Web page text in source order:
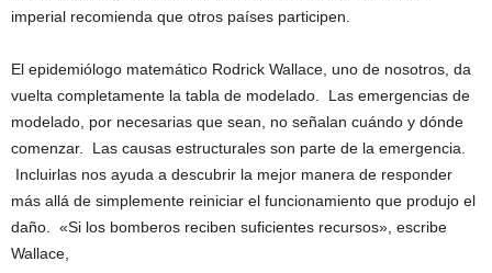
imperial recomienda que otros países participen.
El epidemiólogo matemático Rodrick Wallace, uno de nosotros, da
vuelta completamente la tabla de modelado. Las emergencias de
modelado, por necesarias que sean, no señalan cuándo y dónde
comenzar. Las causas estructurales son parte de la emergencia.
Incluirlas nos ayuda a descubrir la mejor manera de responder
más allá de simplemente reiniciar el funcionamiento que produjo el
daño. «Si los bomberos reciben suficientes recursos», escribe
Wallace,